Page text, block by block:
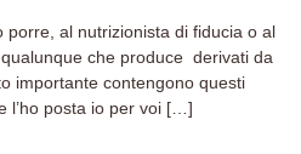
al nutrizionista di fiducia o al
che produce derivati da
importante contengono questi
l’ho posta io per voi […]